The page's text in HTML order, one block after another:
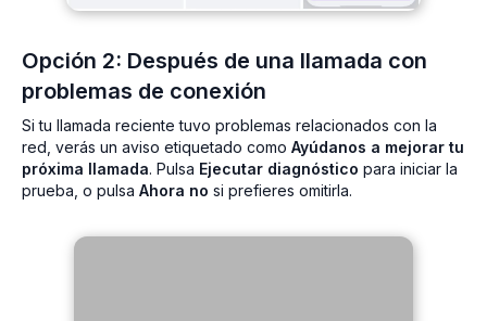
Opción 2: Después de una llamada con
problemas de conexión
Si tu llamada reciente tuvo problemas relacionados con la
red, verás un aviso etiquetado como Ayúdanos a mejorar tu
próxima llamada. Pulsa Ejecutar diagnóstico para iniciar la
prueba, o pulsa Ahora no si prefieres omitirla.